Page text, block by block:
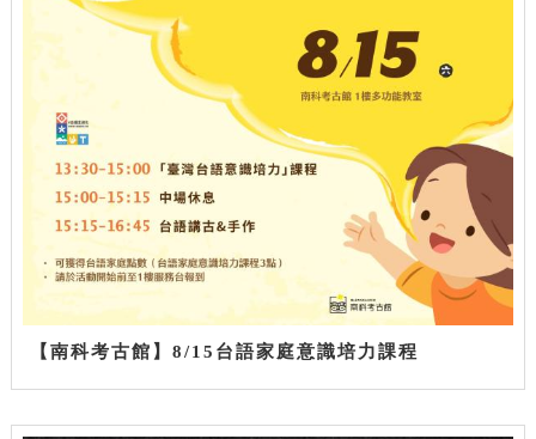
【南科考古館】8/15台語家庭意識培力課程